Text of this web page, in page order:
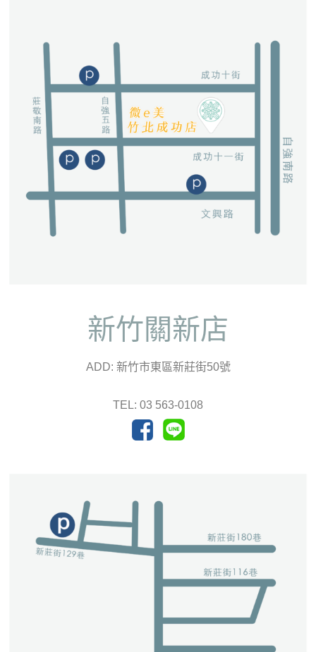
新竹關新店
ADD: 新竹市東區新莊街50號
TEL: 03 563-0108